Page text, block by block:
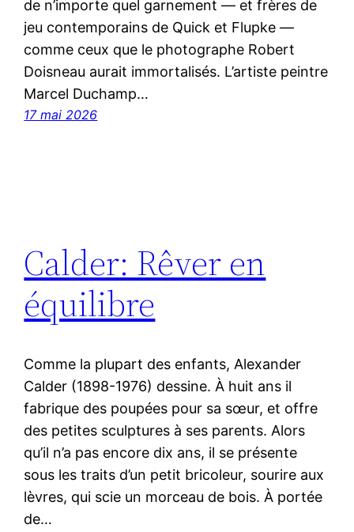
de n’importe quel garnement — et frères de
jeu contemporains de Quick et Flupke —
comme ceux que le photographe Robert
Doisneau aurait immortalisés. L’artiste peintre
Marcel Duchamp…
17 mai 2026
Calder: Rêver en
équilibre
Comme la plupart des enfants, Alexander
Calder (1898-1976) dessine. À huit ans il
fabrique des poupées pour sa sœur, et offre
des petites sculptures à ses parents. Alors
qu’il n’a pas encore dix ans, il se présente
sous les traits d’un petit bricoleur, sourire aux
lèvres, qui scie un morceau de bois. À portée
de…